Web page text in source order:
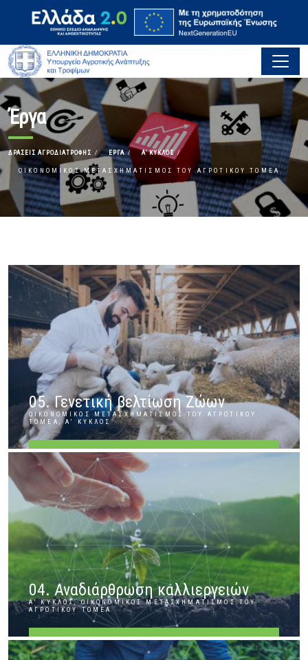
Έργα
ΔΡΆΣΕΙΣ ΑΓΡΟΔΙΑΤΡΟΦΉΣ ΈΡΓΑ Α' ΚΎΚΛΟΣ
ΟΙΚΟΝΟΜΙΚΌΣ ΜΕΤΑΣΧΗΜΑΤΙΣΜΌΣ ΤΟΥ ΑΓΡΟΤΙΚΟΎ ΤΟΜΈΑ
05. Γενετική βελτίωση Ζώων
ΟΙΚΟΝΟΜΙΚΌΣ ΜΕΤΑΣΧΗΜΑΤΙΣΜΌΣ ΤΟΥ ΑΓΡΟΤΙΚΟΎ
ΤΟΜΈΑ, Α' ΚΎΚΛΟΣ
ΠΕΡΙΣΣΌΤΕΡΑ
04. Αναδιάρθρωση καλλιεργειών
Α' ΚΎΚΛΟΣ, ΟΙΚΟΝΟΜΙΚΌΣ ΜΕΤΑΣΧΗΜΑΤΙΣΜΌΣ ΤΟΥ
ΑΓΡΟΤΙΚΟΎ ΤΟΜΈΑ
ΠΕΡΙΣΣΌΤΕΡΑ